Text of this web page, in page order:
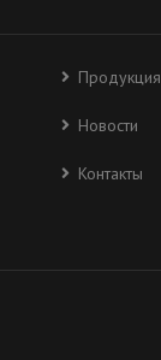
Продукция
Новости
Контакты